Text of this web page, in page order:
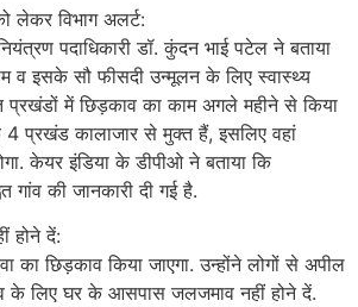
लेकर विभाग अलर्ट:
पदाधिकारी डॉ. कुंदन भाई पटेल ने बताया
व इसके सौ फीसदी उन्मूलन के लिए स्वास्थ्य
प्रखंडों में छिड़काव का काम अगले महीने से किया
4 प्रखंड कालाजार से मुक्त हैं, इसलिए वहां
केयर इंडिया के डीपीओ ने बताया कि
गांव की जानकारी दी गई है.
होने दें:
का छिड़काव किया जाएगा. उन्होंने लोगों से अपील
के लिए घर के आसपास जलजमाव नहीं होने दें.